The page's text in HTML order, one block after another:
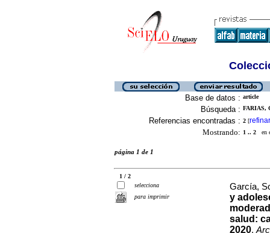
Base de datos : article
Búsqueda : FARIAS,
Referencias encontradas : 2 [refinar
Mostrando: 1 .. 2 en
página 1 de 1
1 / 2
selecciona
para imprimir
García,
y
salud:
2020.